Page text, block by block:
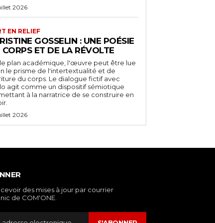
2026
EN RELIEF
GOSSELIN : UNE POÉSIE
CORPS ET DE LA RÉVOLTE
plan académique, l'œuvre peut être lue
le prisme de l'intertextualité et de
du corps. Le dialogue fictif avec
agit comme un dispositif sémiotique
à la narratrice de se construire en
2026
des mises à jour par courrier
de COM'ONE.